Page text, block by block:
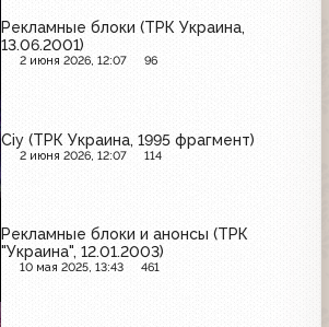
Рекламные блоки (ТРК Украина,
13.06.2001)
2 июня 2026, 12:07 96
Сіу (ТРК Украина, 1995 фрагмент)
2 июня 2026, 12:07 114
Рекламные блоки и анонсы (ТРК
"Украина", 12.01.2003)
10 мая 2025, 13:43 461